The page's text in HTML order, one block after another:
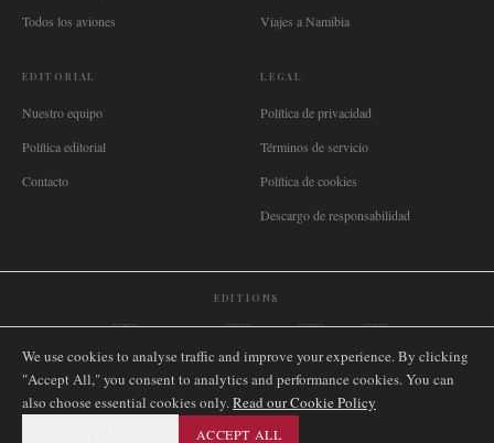
Todos los aviones
Viajes a Namibia
EDITORIAL
Nuestro equipo
Política editorial
Contacto
LEGAL
Política de privacidad
Términos de servicio
Política de cookies
Descargo de responsabilidad
EDITIONS
🌐 International🇬🇧 United Kingdom🇦🇺 Australia🇨🇦 Canada🇳🇿 New Zealand
🇿🇦 South Africa🇸🇬 Singapore 🇩🇪 Deutschland🇳🇱 Nederland🇫🇷 France
🇮🇹 Italia🇪🇸 España 🇧🇷 Brasil🇸🇪 Sverige🇳🇴 Norge🇩🇰 Danmark
AIRNAMIBIA MEDIA.TODOS LOS DERECHOS
We use cookies to analyse traffic and improve your experience. By clicking
"Accept All," you consent to analytics and performance cookies. You can
also choose essential cookies only.Read our Cookie Policy
ACCEPT ALL